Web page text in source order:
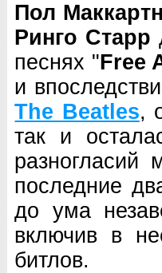
Пол
Ринго Старр
песнях "Free
и
The Beatles,
так и
разногласий
последние
до ума
включив в
битлов.